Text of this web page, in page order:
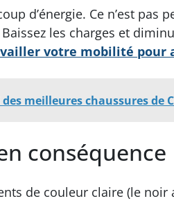
d’énergie. Ce n’est pas
les charges et
votre mobilité pour
des meilleures chaussures de
conséquence
de couleur claire (le